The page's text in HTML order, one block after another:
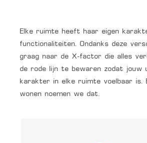
Elke ruimte heeft haar eigen
functionaliteiten. Ondanks deze
graag naar de X-factor die alles
de rode lijn te bewaren zodat jouw
karakter in elke ruimte voelbaar is.
wonen noemen we dat.